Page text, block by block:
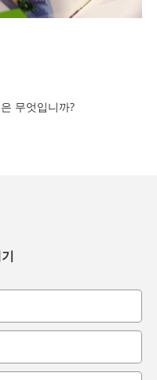
무엇입니까?